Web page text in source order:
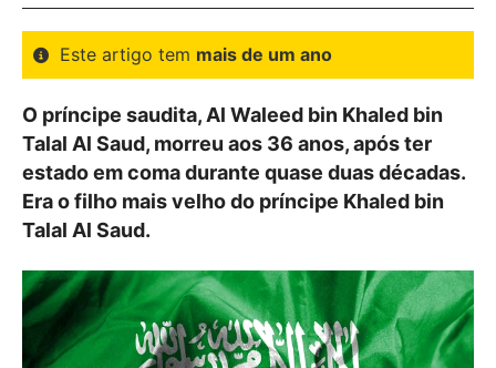
Este artigo tem mais de um ano
O príncipe saudita, Al Waleed bin Khaled bin
Talal Al Saud, morreu aos 36 anos, após ter
estado em coma durante quase duas décadas.
Era o filho mais velho do príncipe Khaled bin
Talal Al Saud.